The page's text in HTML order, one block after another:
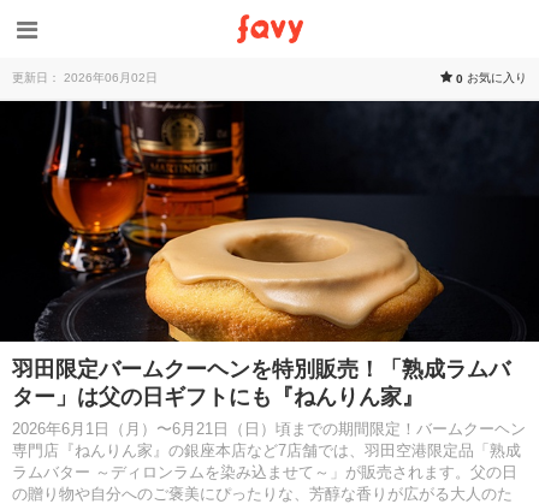
更新日： 2026年06月02日 0 お気に入り
羽田限定バームクーヘンを特別販売！「熟成ラムバ
ター」は父の日ギフトにも『ねんりん家』
2026年6月1日（月）〜6月21日（日）頃までの期間限定！バームクーヘン
専門店『ねんりん家』の銀座本店など7店舗では、羽田空港限定品「熟成
ラムバター ～ディロンラムを染み込ませて～」が販売されます。父の日
の贈り物や自分へのご褒美にぴったりな、芳醇な香りが広がる大人のた